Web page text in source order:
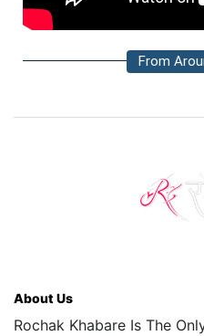
From
About Us
Rochak Khabare Is The